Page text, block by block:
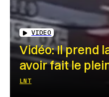
VIDEO
Vidéo: Il prend
avoir fait le
LNT